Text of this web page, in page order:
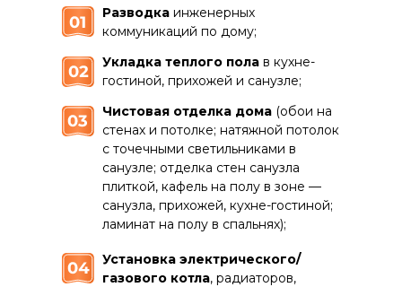
Разводка инженерных
коммуникаций по дому;
Укладка теплого пола в кухне-
гостиной, прихожей и санузле;
Чистовая отделка дома (обои на
стенах и потолке; натяжной потолок
с точечными светильниками в
санузле; отделка стен санузла
плиткой, кафель на полу в зоне —
санузла, прихожей, кухне-гостиной;
ламинат на полу в спальнях);
Установка электрического/
газового котла, радиаторов,